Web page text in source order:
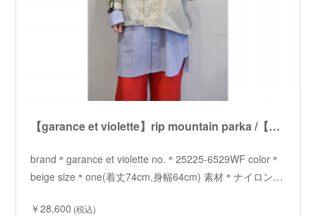
【garance et violette】rip mountain parka /【ギャランスエトヴィオレット】リップマウンテンパーカー
brand＊garance et violette no.＊25225-6529WF color＊
beige size＊one(着丈74cm,身幅64cm) 素材＊ナイロン…
￥28,600 (税込)